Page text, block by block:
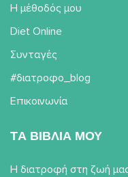
Η μέθοδός μου
Diet Online
Συνταγές
#διατροφο_blog
Επικοινωνία
TΑ ΒΙΒΛΙΑ ΜΟΥ
Η διατροφή στη ζωή